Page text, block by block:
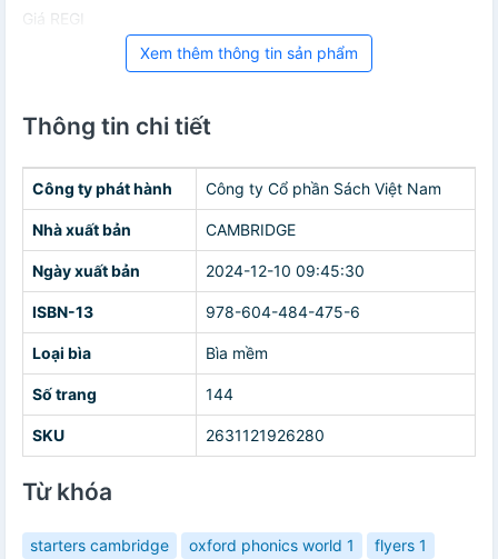
Giá REGI
Xem thêm thông tin sản phẩm
Thông tin chi tiết
Công ty phát hành Công ty Cổ phần Sách Việt Nam
Nhà xuất bản CAMBRIDGE
Ngày xuất bản 2024-12-10 09:45:30
ISBN-13 978-604-484-475-6
Loại bìa Bìa mềm
Số trang 144
SKU 2631121926280
Từ khóa
starters cambridge oxford phonics world 1
flyers 1